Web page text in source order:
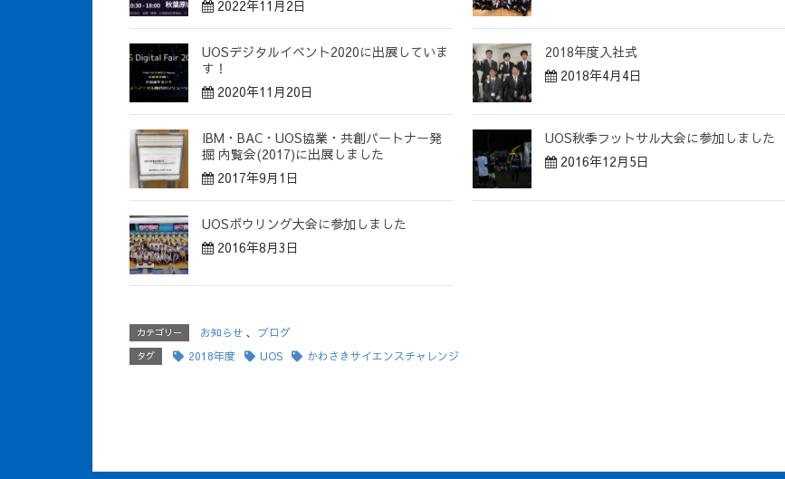
2022年11月2日
UOSデジタルイベント2020に出展していま
す！
2020年11月20日
2018年度入社式
2018年4月4日
IBM・BAC・UOS協業・共創パートナー発
掘 内覧会(2017)に出展しました
2017年9月1日
UOS秋季フットサル大会に参加しました
2016年12月5日
UOSボウリング大会に参加しました
2016年8月3日
カテゴリー お知らせ 、 ブログ
タグ 2018年度 UOS かわさきサイエンスチャレンジ